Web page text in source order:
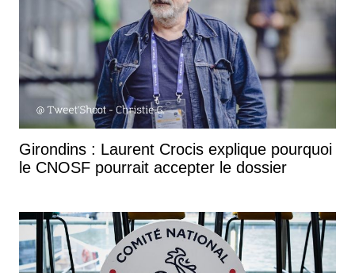
Girondins : Laurent Crocis explique pourquoi
le CNOSF pourrait accepter le dossier